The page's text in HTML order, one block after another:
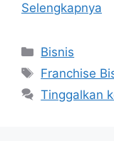
Selengkapnya
Kategori
Bisnis
Tag
Franchise
Tinggalkan